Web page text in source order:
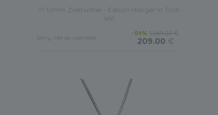
11-12mm Zoetwater - Edison Hanger in Trish
Wit
Sorry, niet op voorraad
-84% 1,269.00 €
209.00 €